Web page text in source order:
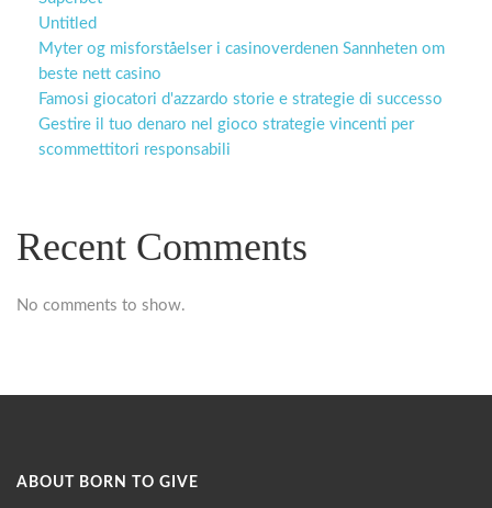
Untitled
Myter og misforståelser i casinoverdenen Sannheten om
beste nett casino
Famosi giocatori d'azzardo storie e strategie di successo
Gestire il tuo denaro nel gioco strategie vincenti per
scommettitori responsabili
Recent Comments
No comments to show.
ABOUT BORN TO GIVE